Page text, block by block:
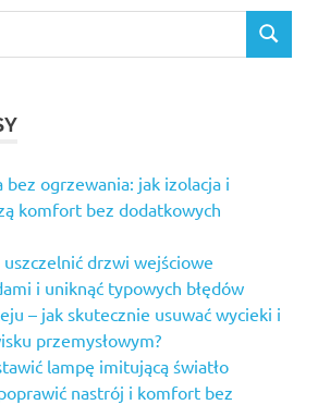
SEARCH
bez ogrzewania: jak izolacja i
komfort bez dodatkowych
uszczelnić drzwi wejściowe
i uniknąć typowych błędów
– jak skutecznie usuwać wycieki i
przemysłowym?
lampę imitującą światło
nastrój i komfort bez